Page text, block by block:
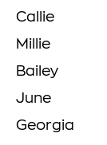
Callie
Millie
Bailey
June
Georgia